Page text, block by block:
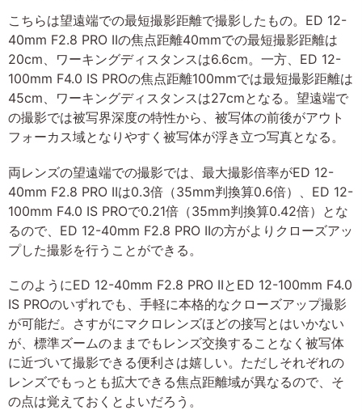
こちらは望遠端での最短撮影距離で撮影したもの。ED 12-
40mm F2.8 PRO IIの焦点距離40mmでの最短撮影距離は
20cm、ワーキングディスタンスは6.6cm。一方、ED 12-
100mm F4.0 IS PROの焦点距離100mmでは最短撮影距離は
45cm、ワーキングディスタンスは27cmとなる。望遠端で
の撮影では被写界深度の特性から、被写体の前後がアウト
フォーカス域となりやすく被写体が浮き立つ写真となる。
両レンズの望遠端での撮影では、最大撮影倍率がED 12-
40mm F2.8 PRO IIは0.3倍（35mm判換算0.6倍）、ED 12-
100mm F4.0 IS PROで0.21倍（35mm判換算0.42倍）とな
るので、ED 12-40mm F2.8 PRO IIの方がよりクローズアッ
プした撮影を行うことができる。
このようにED 12-40mm F2.8 PRO IIとED 12-100mm F4.0
IS PROのいずれでも、手軽に本格的なクローズアップ撮影
が可能だ。さすがにマクロレンズほどの接写とはいかない
が、標準ズームのままでもレンズ交換することなく被写体
に近づいて撮影できる便利さは嬉しい。ただしそれぞれの
レンズでもっとも拡大できる焦点距離域が異なるので、そ
の点は覚えておくとよいだろう。